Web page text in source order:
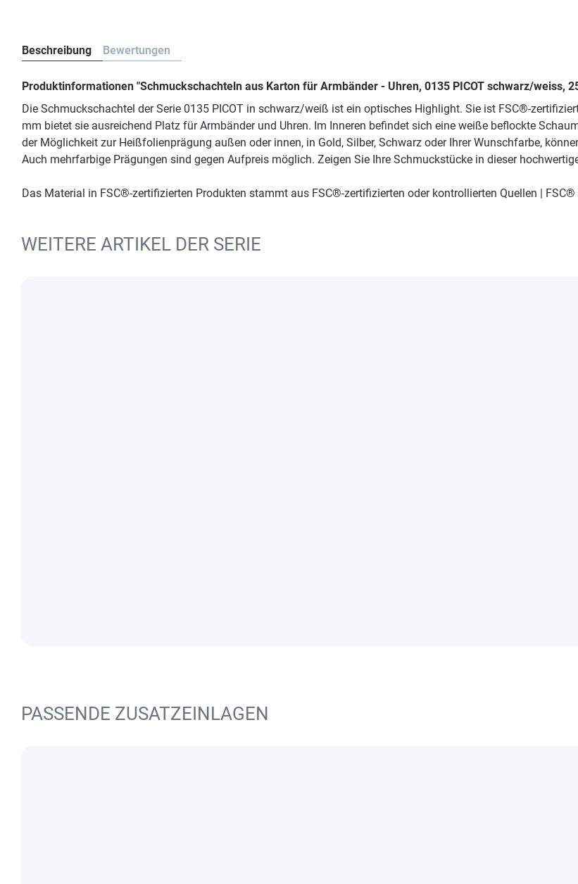
Beschreibung Bewertungen
Produktinformationen "Schmuckschachteln aus Karton für Armbänder - Uhren, 0135 PICOT schwarz/weiss,
Die Schmuckschachtel der Serie 0135 PICOT in schwarz/weiß ist ein optisches Highlight. Sie ist FSC®-
mm bietet sie ausreichend Platz für Armbänder und Uhren. Im Inneren befindet sich eine weiße beflockte
der Möglichkeit zur Heißfolienprägung außen oder innen, in Gold, Silber, Schwarz oder Ihrer Wunschfarbe,
Auch mehrfarbige Prägungen sind gegen Aufpreis möglich. Zeigen Sie Ihre Schmuckstücke in dieser
Das Material in FSC®-zertifizierten Produkten stammt aus FSC®-zertifizierten oder kontrollierten Quellen | FSC®
WEITERE ARTIKEL DER SERIE
PASSENDE ZUSATZEINLAGEN